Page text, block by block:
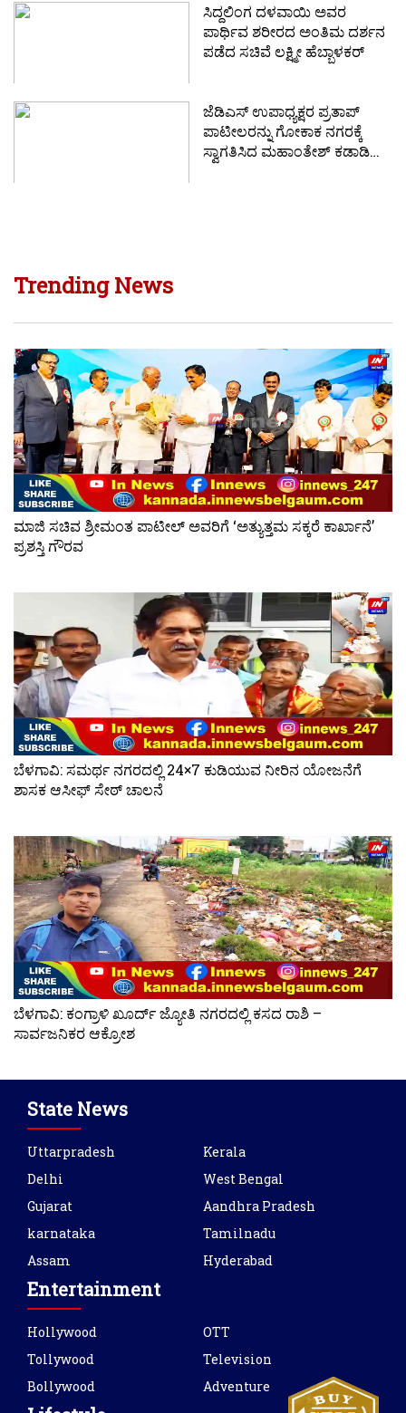
ಸಿದ್ದಲಿಂಗ ದಳವಾಯಿ ಅವರ
ಪಾರ್ಥಿವ ಶರೀರದ ಅಂತಿಮ ದರ್ಶನ
ಪಡೆದ ಸಚಿವೆ ಲಕ್ಷ್ಮೀ ಹೆಬ್ಬಾಳಕರ್
ಜೆಡಿಎಸ್ ಉಪಾಧ್ಯಕ್ಷರ ಪ್ರತಾಪ್
ಪಾಟೀಲರನ್ನು ಗೋಕಾಕ ನಗರಕ್ಕೆ
ಸ್ವಾಗತಿಸಿದ ಮಹಾಂತೇಶ್ ಕಡಾಡಿ…
Trending News
ಮಾಜಿ ಸಚಿವ ಶ್ರೀಮಂತ ಪಾಟೀಲ್ ಅವರಿಗೆ ‘ಅತ್ಯುತ್ತಮ ಸಕ್ಕರೆ ಕಾರ್ಖಾನೆ’
ಪ್ರಶಸ್ತಿ ಗೌರವ
ಬೆಳಗಾವಿ: ಸಮರ್ಥ ನಗರದಲ್ಲಿ 24×7 ಕುಡಿಯುವ ನೀರಿನ ಯೋಜನೆಗೆ
ಶಾಸಕ ಆಸೀಫ್ ಸೇಠ್ ಚಾಲನೆ
ಬೆಳಗಾವಿ: ಕಂಗ್ರಾಳಿ ಖೂರ್ದ್ ಜ್ಯೋತಿ ನಗರದಲ್ಲಿ ಕಸದ ರಾಶಿ –
ಸಾರ್ವಜನಿಕರ ಆಕ್ರೋಶ
State News
Uttarpradesh
Delhi
Gujarat
karnataka
Assam
Kerala
West Bengal
Aandhra Pradesh
Tamilnadu
Hyderabad
Entertainment
Hollywood
Tollywood
Bollywood
OTT
Television
Adventure